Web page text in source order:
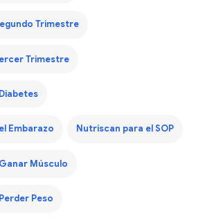
Trimestre
Trimestre
Embarazo Nutriscan para el SOP
Músculo
Peso